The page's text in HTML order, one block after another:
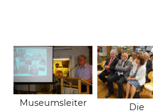
Museumsleiter
Die